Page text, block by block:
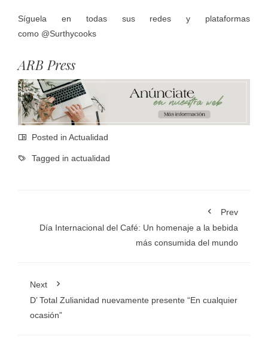
Síguela en todas sus redes y plataformas
como @Surthycooks
ARB Press
Posted in Actualidad
Tagged in actualidad
Prev
Día Internacional del Café: Un homenaje a la bebida
más consumida del mundo
Next
D’ Total Zulianidad nuevamente presente “En cualquier
ocasión”